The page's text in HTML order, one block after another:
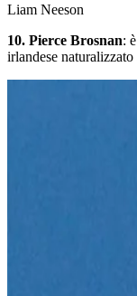
Liam Neeson
10. Pierce Brosnan:
irlandese naturalizzato